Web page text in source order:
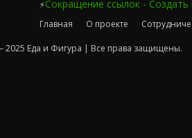
⚡Сокращение ссылок - Создать
Главная О проекте
2025 Еда и Фигура | Все права защищены.